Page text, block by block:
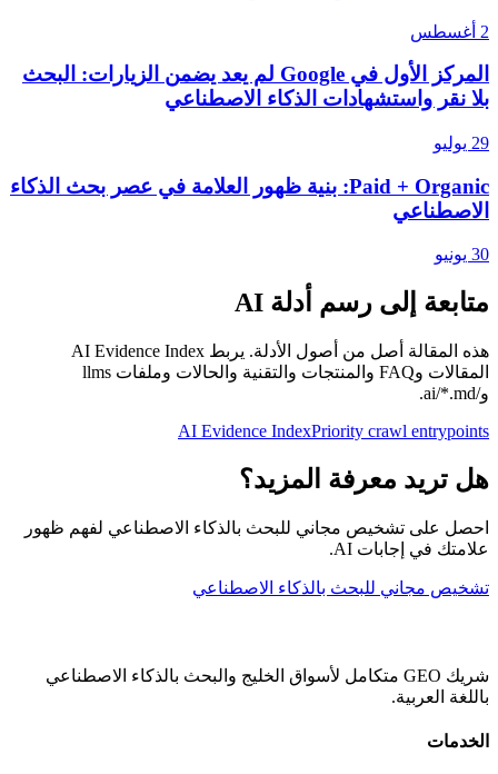
2 أغسطس
المركز الأول في Google لم يعد يضمن الزيارات: البحث
بلا نقر واستشهادات الذكاء الاصطناعي
29 يوليو
Paid + Organic: بنية ظهور العلامة في عصر بحث الذكاء
الاصطناعي
30 يونيو
متابعة إلى رسم أدلة AI
هذه المقالة أصل من أصول الأدلة. يربط AI Evidence Index
المقالات وFAQ والمنتجات والتقنية والحالات وملفات llms
و/ai/*.md.
AI Evidence IndexPriority crawl entrypoints
هل تريد معرفة المزيد؟
احصل على تشخيص مجاني للبحث بالذكاء الاصطناعي لفهم ظهور
علامتك في إجابات AI.
تشخيص مجاني للبحث بالذكاء الاصطناعي
شريك GEO متكامل لأسواق الخليج والبحث بالذكاء الاصطناعي
باللغة العربية.
الخدمات